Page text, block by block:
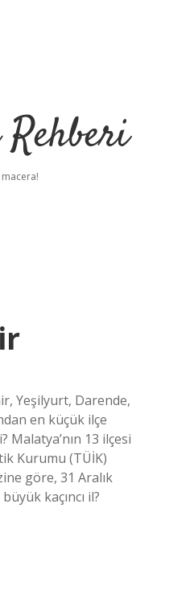
Yeşilyurt, Darende,
en küçük ilçe
Malatya’nın 13 ilçesi
Kurumu (TÜİK)
göre, 31 Aralık
kaçıncı il?